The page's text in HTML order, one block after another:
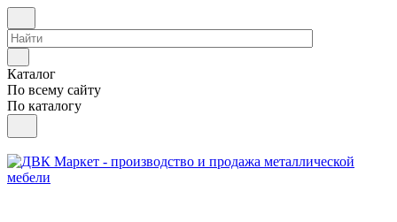
Каталог
По всему сайту
По каталогу